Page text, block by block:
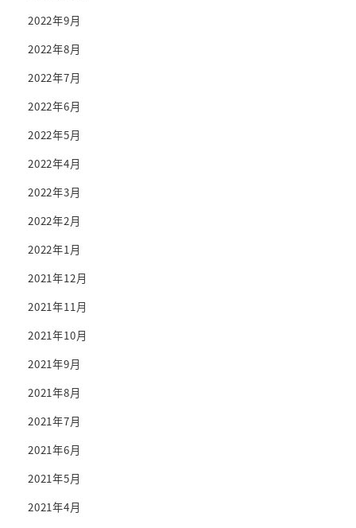
2022年9月
2022年8月
2022年7月
2022年6月
2022年5月
2022年4月
2022年3月
2022年2月
2022年1月
2021年12月
2021年11月
2021年10月
2021年9月
2021年8月
2021年7月
2021年6月
2021年5月
2021年4月